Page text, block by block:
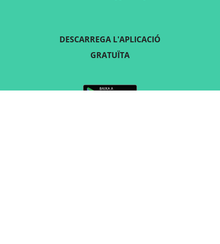
DESCARREGA L'APLICACIÓ
GRATUÏTA